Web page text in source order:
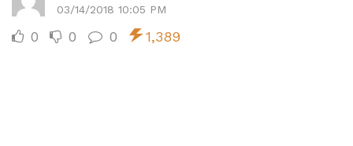
03/14/2018 10:05 PM
0 0 0 1,389